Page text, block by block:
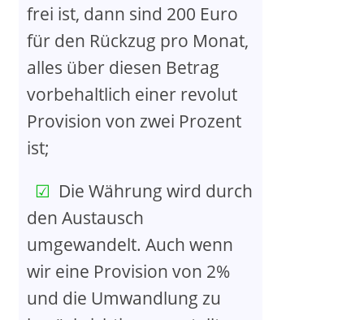
frei ist, dann sind 200 Euro
für den Rückzug pro Monat,
alles über diesen Betrag
vorbehaltlich einer revolut
Provision von zwei Prozent
ist;
Die Währung wird durch
den Austausch
umgewandelt. Auch wenn
wir eine Provision von 2%
und die Umwandlung zu